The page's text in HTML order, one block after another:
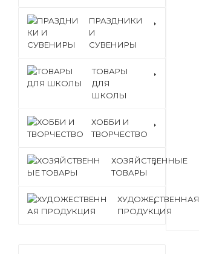
ПРАЗДНИКИ
И
СУВЕНИРЫ
ТОВАРЫ
ДЛЯ
ШКОЛЫ
ХОББИ И
ТВОРЧЕСТВО
ХОЗЯЙСТВЕННЫЕ
ТОВАРЫ
ХУДОЖЕСТВЕННАЯ
ПРОДУКЦИЯ